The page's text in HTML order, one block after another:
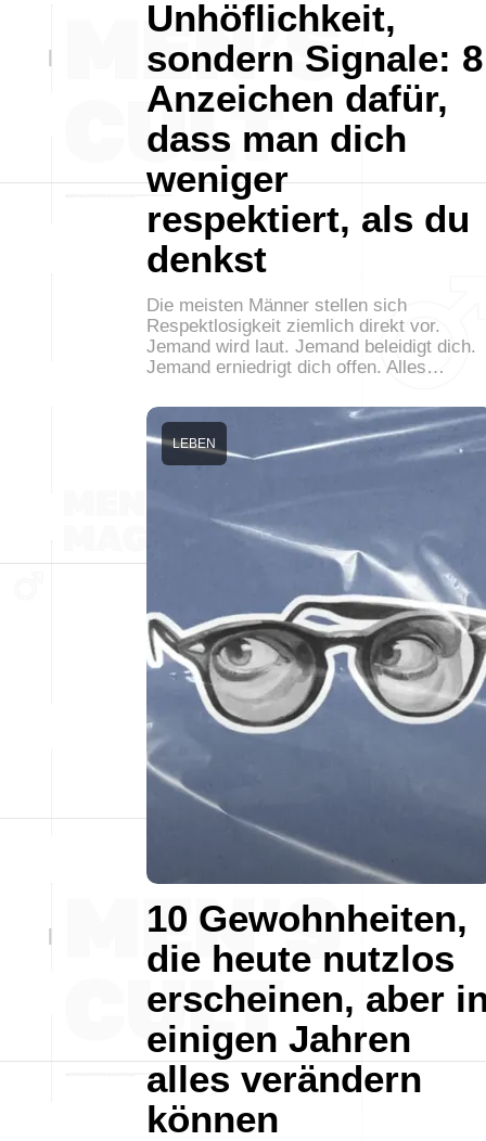
Unhöflichkeit,
sondern Signale: 8
Anzeichen dafür,
dass man dich
weniger
respektiert, als du
denkst
Die meisten Männer stellen sich
Respektlosigkeit ziemlich direkt vor.
Jemand wird laut. Jemand beleidigt dich.
Jemand erniedrigt dich offen. Alles…
10 Gewohnheiten,
die heute nutzlos
erscheinen, aber
einigen Jahren
alles verändern
können
LEBEN